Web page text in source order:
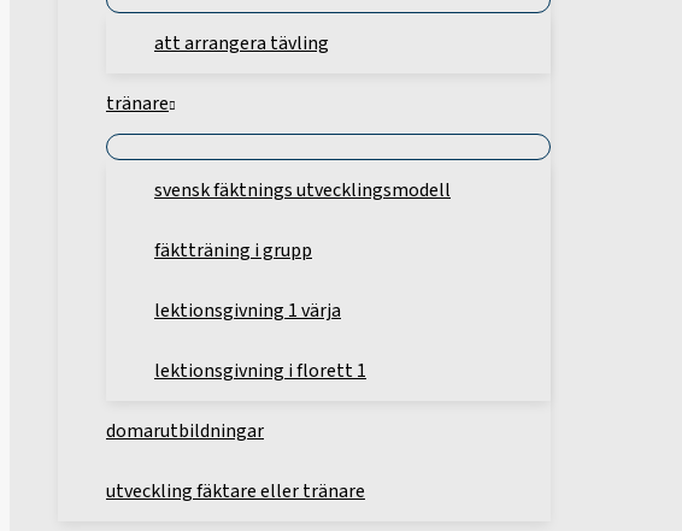
att arrangera tävling
tränare
svensk fäktnings utvecklingsmodell
fäktträning i grupp
lektionsgivning 1 värja
lektionsgivning i florett 1
domarutbildningar
utveckling fäktare eller tränare